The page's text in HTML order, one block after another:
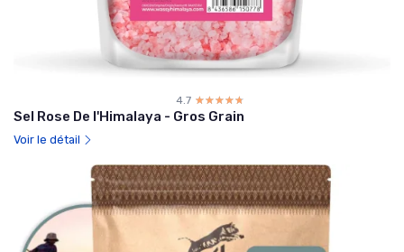
4.7 ☆☆☆☆☆
★★★★★
Sel Rose De l'Himalaya - Gros Grain
Voir le détail